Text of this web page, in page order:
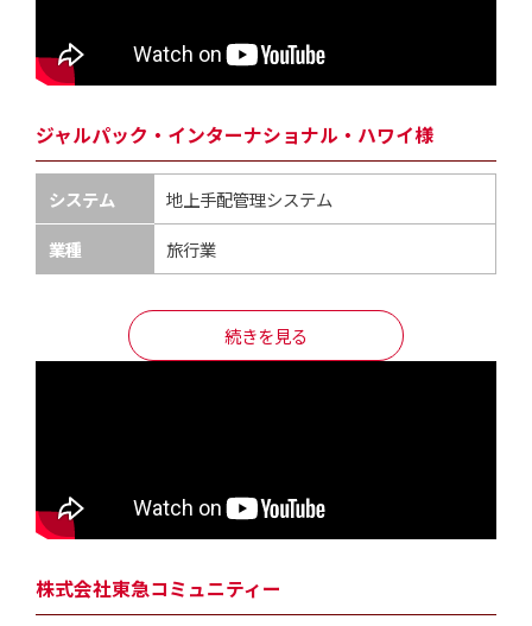
ジャルパック・インターナショナル・ハワイ様
システム
地上手配管理システム
業種
旅行業
続きを見る
株式会社東急コミュニティー